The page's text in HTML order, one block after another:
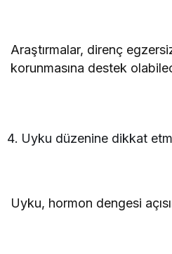
Araştırmalar, direnç
korunmasına destek
Uyku düzenine dikkat
Uyku, hormon dengesi